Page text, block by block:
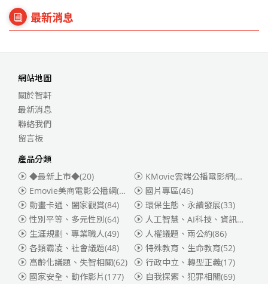
最新消息
網站地圖
關於智軒
最新消息
聯絡我們
留言板
產品分類
◆最新上市◆(20)
KMovie雲端公播電影網(迪士尼、福斯、索尼)
Emovie美商電影公播網(華納)
(186)
國片專區(46)
動畫卡通、闔家觀賞(84) 環保生態、永續發展(33)
性別平等、多元性別(64) 人工智慧、AI科技、資訊安全
生涯規劃、專業職人(49) 人權議題、兩公約(86)
各類霸凌、社會議題(48) 特殊教育、生命教育(52)
高齡化議題、失智相關(62) 行政中立、轉型正義(17)
國家安全、動作影片(177) 自我探索、犯罪相關(69)